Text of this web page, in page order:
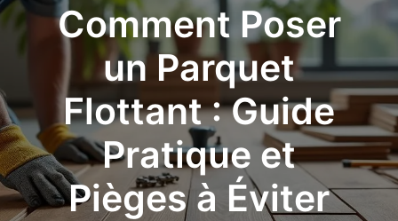
Comment Poser
un Parquet
Flottant : Guide
Pratique et
Pièges à Éviter